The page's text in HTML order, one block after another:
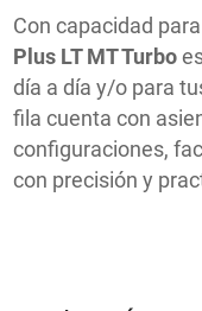
Con capacidad
Plus LT MT Turbo
día a día y/o para
fila cuenta con
configuraciones,
con precisión y